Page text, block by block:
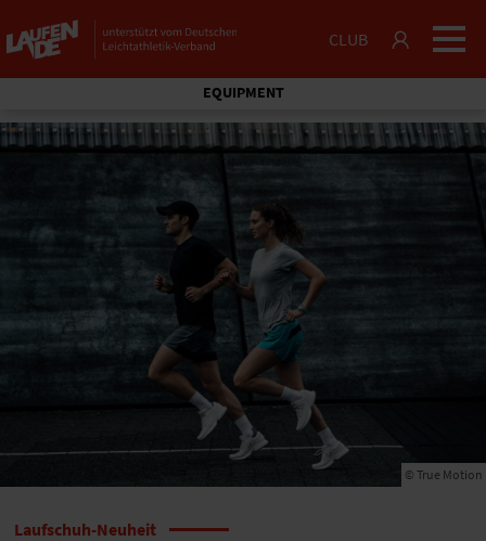
CLUB
EQUIPMENT
© True Motion
Laufschuh-Neuheit